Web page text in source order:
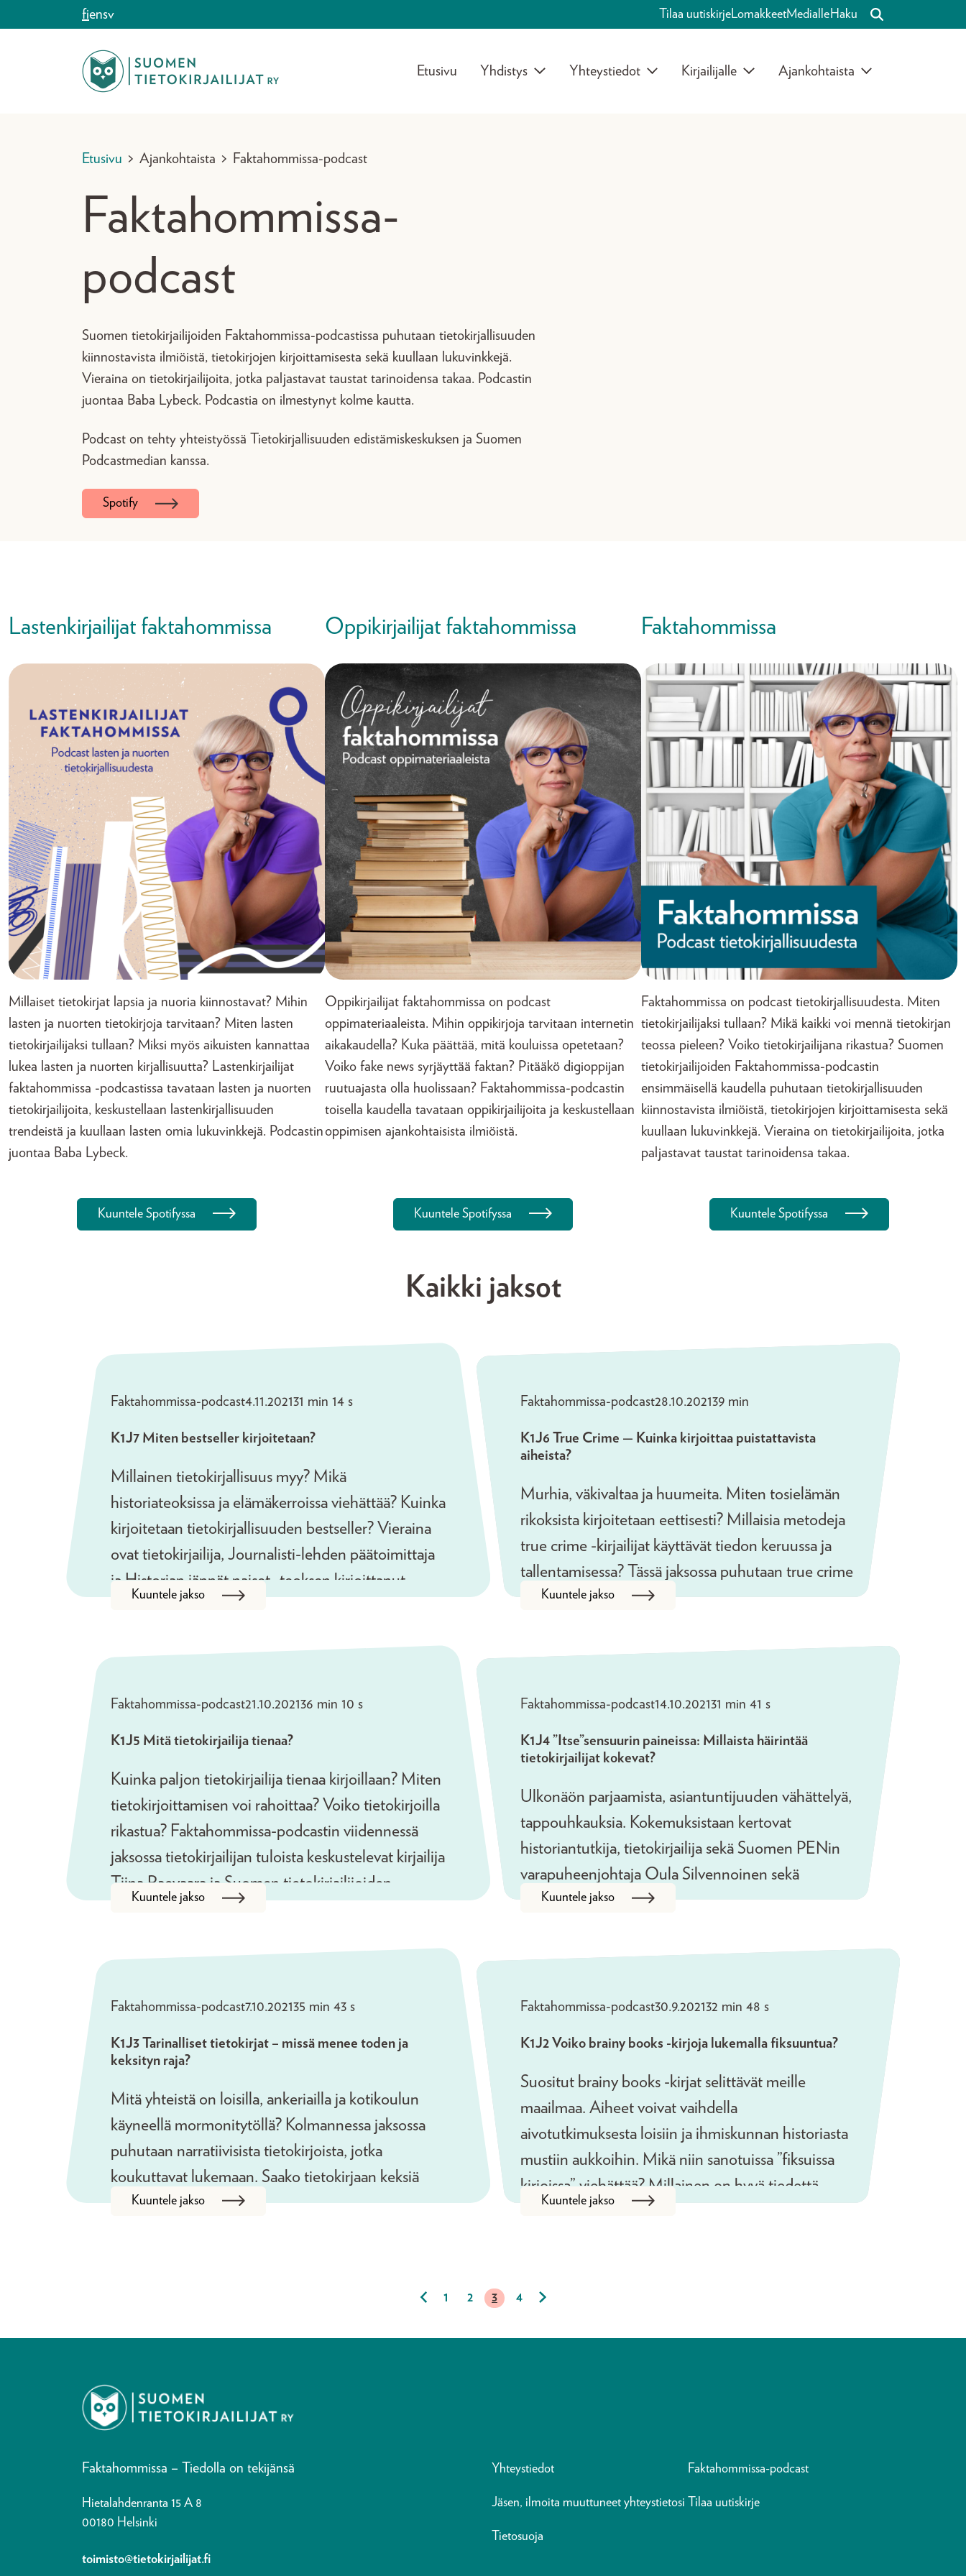
fiensv Tilaa uutiskirjeLomakkeetMedialleHaku
Etusivu Yhdistys Yhteystiedot Kirjailijalle Ajankohtaista
Etusivu > Ajankohtaista > Faktahommissa-podcast
Faktahommissa-
podcast
Suomen tietokirjailijoiden Faktahommissa-podcastissa puhutaan tietokirjallisuuden
kiinnostavista ilmiöistä, tietokirjojen kirjoittamisesta sekä kuullaan lukuvinkkejä.
Vieraina on tietokirjailijoita, jotka paljastavat taustat tarinoidensa takaa. Podcastin
juontaa Baba Lybeck. Podcastia on ilmestynyt kolme kautta.
Podcast on tehty yhteistyössä Tietokirjallisuuden edistämiskeskuksen ja Suomen
Podcastmedian kanssa.
Spotify
Lastenkirjailijat faktahommissa
Millaiset tietokirjat lapsia ja nuoria kiinnostavat? Mihin
lasten ja nuorten tietokirjoja tarvitaan? Miten lasten
tietokirjailijaksi tullaan? Miksi myös aikuisten kannattaa
lukea lasten ja nuorten kirjallisuutta? Lastenkirjailijat
faktahommissa -podcastissa tavataan lasten ja nuorten
tietokirjailijoita, keskustellaan lastenkirjallisuuden
trendeistä ja kuullaan lasten omia lukuvinkkejä. Podcastin
juontaa Baba Lybeck.
Oppikirjailijat faktahommissa
Oppikirjailijat faktahommissa on podcast
oppimateriaaleista. Mihin oppikirjoja tarvitaan internetin
aikakaudella? Kuka päättää, mitä kouluissa opetetaan?
Voiko fake news syrjäyttää faktan? Pitääkö digioppijan
ruutuajasta olla huolissaan? Faktahommissa-podcastin
toisella kaudella tavataan oppikirjailijoita ja keskustellaan
oppimisen ajankohtaisista ilmiöistä.
Faktahommissa
Faktahommissa on podcast tietokirjallisuudesta. Miten
tietokirjailijaksi tullaan? Mikä kaikki voi mennä tietokirjan
teossa pieleen? Voiko tietokirjailijana rikastua? Suomen
tietokirjailijoiden Faktahommissa-podcastin
ensimmäisellä kaudella puhutaan tietokirjallisuuden
kiinnostavista ilmiöistä, tietokirjojen kirjoittamisesta sekä
kuullaan lukuvinkkejä. Vieraina on tietokirjailijoita, jotka
paljastavat taustat tarinoidensa takaa.
Kuuntele Spotifyssa Kuuntele Spotifyssa Kuuntele Spotifyssa
Kaikki jaksot
Podcastit
Faktahommissa-podcast4.11.202131 min 14 s
K1J7 Miten bestseller kirjoitetaan?
Millainen tietokirjallisuus myy? Mikä
historiateoksissa ja elämäkerroissa viehättää? Kuinka
kirjoitetaan tietokirjallisuuden bestseller? Vieraina
ovat tietokirjailija, Journalisti-lehden päätoimittaja
ja Historian jännät naiset -teoksen kirjoittanut
Maria Pettersson ja Suomalaisen Kirjakaupan
Kuuntele jakso
Faktahommissa-podcast28.10.202139 min
K1J6 True Crime — Kuinka kirjoittaa puistattavista
aiheista?
Murhia, väkivaltaa ja huumeita. Miten tosielämän
rikoksista kirjoitetaan eettisesti? Millaisia metodeja
true crime -kirjailijat käyttävät tiedon keruussa ja
tallentamisessa? Tässä jaksossa puhutaan true crime
-kirjojen etiikasta. Vieraina ovat kustantaja ja
ja tietokirjailija Susanna Reinboth.
Kuuntele jakso
Faktahommissa-podcast21.10.202136 min 10 s
K1J5 Mitä tietokirjailija tienaa?
Kuinka paljon tietokirjailija tienaa kirjoillaan? Miten
tietokirjoittamisen voi rahoittaa? Voiko tietokirjoilla
rikastua? Faktahommissa-podcastin viidennessä
jaksossa tietokirjailijan tuloista keskustelevat kirjailija
Tiina Raevaara ja Suomen tietokirjailijoiden
viestintäpäällikkö Anne Rutanen.
Kuuntele jakso
Faktahommissa-podcast14.10.202131 min 41 s
K1J4 ”Itse”sensuurin paineissa: Millaista häirintää
tietokirjailijat kokevat?
Ulkonäön parjaamista, asiantuntijuuden vähättelyä,
tappouhkauksia. Kokemuksistaan kertovat
historiantutkija, tietokirjailija sekä Suomen PENin
varapuheenjohtaja Oula Silvennoinen sekä
Suomen tiedetoimittajain liiton pääsihteeri ja
Kuuntele jakso
Faktahommissa-podcast7.10.202135 min 43 s
K1J3 Tarinalliset tietokirjat – missä menee toden ja
keksityn raja?
Mitä yhteistä on loisilla, ankeriailla ja kotikoulun
käyneellä mormonitytöllä? Kolmannessa jaksossa
puhutaan narratiivisista tietokirjoista, jotka
koukuttavat lukemaan. Saako tietokirjaan keksiä
asioita? Missä menee faktan ja fiktion raja? Vieraina
Kuuntele jakso
Faktahommissa-podcast30.9.202132 min 48 s
K1J2 Voiko brainy books -kirjoja lukemalla fiksuuntua?
Suositut brainy books -kirjat selittävät meille
maailmaa. Aiheet voivat vaihdella
aivotutkimuksesta loisiin ja ihmiskunnan historiasta
mustiin aukkoihin. Mikä niin sanotuissa ”fiksuissa
kirjoissa” viehättää? Millainen on hyvä tiedettä
yleistajuistava kirja? Vieraina ovat aivotutkija Minna
Kuuntele jakso
1 2 3 4
Faktahommissa – Tiedolla on tekijänsä
Hietalahdenranta 15 A 8
00180 Helsinki
toimisto@tietokirjailijat.fi
Yhteystiedot Faktahommissa-podcast
Jäsen, ilmoita muuttuneet yhteystietosi Tilaa uutiskirje
Tietosuoja